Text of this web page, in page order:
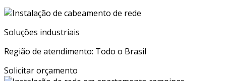
Soluções industriais
Região de atendimento: Todo o Brasil
Solicitar orçamento